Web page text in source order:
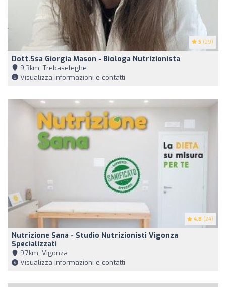
5 (29)
Dott.ssa Giorgia Mason - Biologa Nutrizionista
9,3km, Trebaseleghe
Visualizza informazioni e contatti
4.8 (24)
Nutrizione Sana - Studio Nutrizionisti Vigonza
Specializzati
9,7km, Vigonza
Visualizza informazioni e contatti